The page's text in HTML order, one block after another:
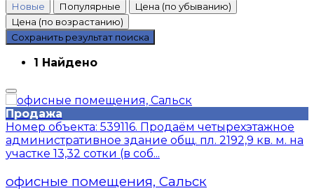
Новые Популярные
Цена (по убыванию)
Цена (по возрастанию)
Сохранить результат поиска
1 Найдено
Продажа
Номер объекта: 539116. Пpoдaём четырехэтажнoe
административноe зданиe общ. пл. 2192,9 кв. м. нa
учaсткe 13,32 сoтки (в соб...
офисные помещения, Сальск